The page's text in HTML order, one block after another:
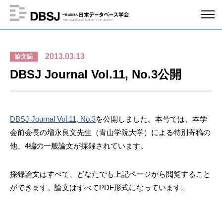
論文誌 2013.03.13
DBSJ Journal Vol.11, No.3公開
DBSJ Journal Vol.11, No.3を公開しました。本号では、本学
会前会長の増永良文先生（青山学院大学）による特別寄稿の
他、4編の一般論文が採録されています。
採録論文はすべて、どなたでも上記ページから閲覧すること
ができます。論文はすべてPDF形式になっています。